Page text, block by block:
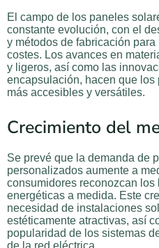
El campo de los paneles
constante evolución, con el
y métodos de fabricación
costes. Los avances en
y ligeros, así como las
encapsulación, hacen que
más accesibles y versátiles.
Crecimiento del
Se prevé que la demanda de
personalizados aumente a
consumidores reconozcan
energéticas a medida. Este
necesidad de instalaciones
estéticamente atractivas, así
popularidad de los sistemas
de la red eléctrica.